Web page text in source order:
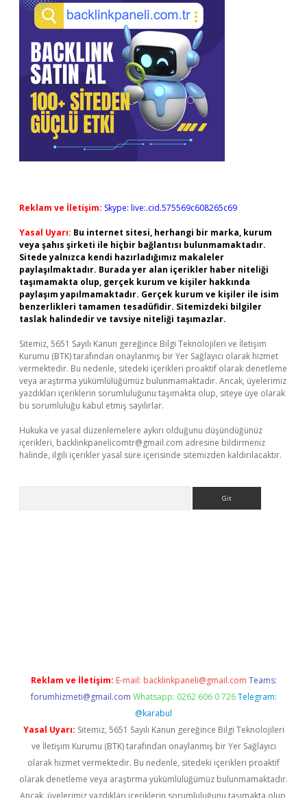
Reklam ve İletişim: Skype: live:.cid.575569c608265c69
Yasal Uyarı: Bu internet sitesi, herhangi bir marka, kurum
veya şahıs şirketi ile hiçbir bağlantısı bulunmamaktadır.
Sitede yalnızca kendi hazırladığımız makaleler
paylaşılmaktadır. Burada yer alan içerikler haber niteliği
taşımamakta olup, gerçek kurum ve kişiler hakkında
paylaşım yapılmamaktadır. Gerçek kurum ve kişiler ile isim
benzerlikleri tamamen tesadüfidir. Sitemizdeki bilgiler
taslak halindedir ve tavsiye niteliği taşımazlar.
Sitemiz, 5651 Sayılı Kanun gereğince Bilgi Teknolojileri ve İletişim
Kurumu (BTK) tarafından onaylanmış bir Yer Sağlayıcı olarak hizmet
vermektedir. Bu nedenle, sitedeki içerikleri proaktif olarak denetleme
veya araştırma yükümlülüğümüz bulunmamaktadır. Ancak, üyelerimiz
yazdıkları içeriklerin sorumluluğunu taşımakta olup, siteye üye olarak
bu sorumluluğu kabul etmiş sayılırlar.
Hukuka ve yasal düzenlemelere aykırı olduğunu düşündüğünüz
içerikleri, backlinkpanelicomtr@gmail.com adresine bildirmeniz
halinde, ilgili içerikler yasal süre içerisinde sitemizden kaldırılacaktır.
Reklam ve İletişim: E-mail: backlinkpaneli@gmail.com Teams:
forumhizmeti@gmail.com Whatsapp: 0262 606 0 726 Telegram:
@karabul
Yasal Uyarı: Sitemiz, 5651 Sayılı Kanun gereğince Bilgi Teknolojileri
ve İletişim Kurumu (BTK) tarafından onaylanmış bir Yer Sağlayıcı
olarak hizmet vermektedir. Bu nedenle, sitedeki içerikleri proaktif
olarak denetleme veya araştırma yükümlülüğümüz bulunmamaktadır.
Ancak, üyelerimiz yazdıkları içeriklerin sorumluluğunu taşımakta olup,